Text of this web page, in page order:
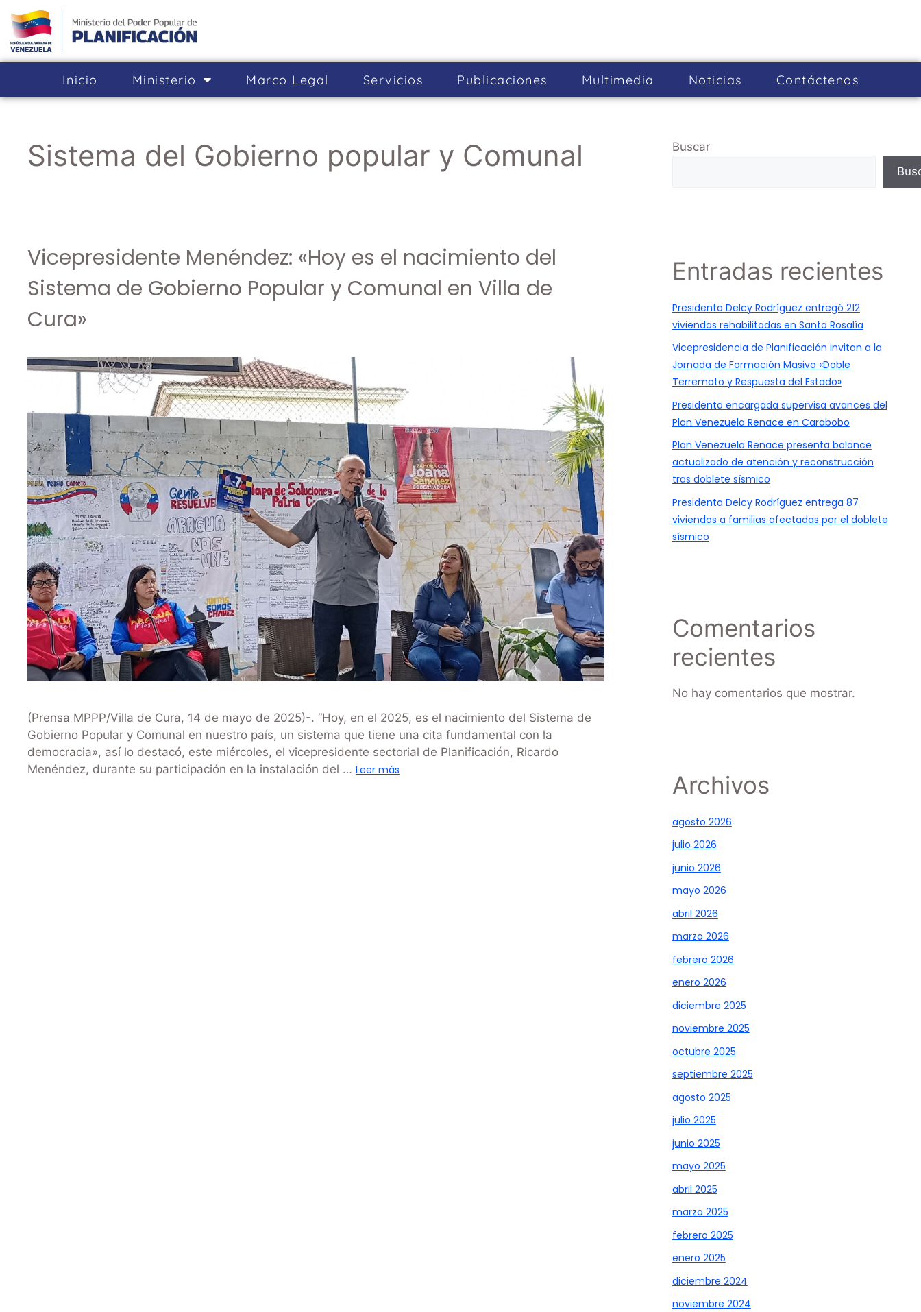
Inicio Ministerio Marco Legal Servicios Publicaciones Multimedia Noticias Cont­áctenos
Sistema del Gobierno popular y Comunal
Vicepresidente Menéndez: «Hoy es el nacimiento del
Sistema de Gobierno Popular y Comunal en Villa de
Cura»
(Prensa MPPP/Villa de Cura, 14 de mayo de 2025)-. “Hoy, en el 2025, es el nacimiento del Sistema de
Gobierno Popular y Comunal en nuestro país, un sistema que tiene una cita fundamental con la
democracia», así lo destacó, este miércoles, el vicepresidente sectorial de Planificación, Ricardo
Menéndez, durante su participación en la instalación del … Leer más
Buscar
Entradas recientes
Presidenta Delcy Rodríguez entregó 212
viviendas rehabilitadas en Santa Rosalía
Vicepresidencia de Planificación invitan a la
Jornada de Formación Masiva «Doble
Terremoto y Respuesta del Estado»
Presidenta encargada supervisa avances del
Plan Venezuela Renace en Carabobo
Plan Venezuela Renace presenta balance
actualizado de atención y reconstrucción
tras doblete sísmico
Presidenta Delcy Rodríguez entrega 87
viviendas a familias afectadas por el doblete
sísmico
Comentarios
recientes
No hay comentarios que mostrar.
Archivos
agosto 2026
julio 2026
junio 2026
mayo 2026
abril 2026
marzo 2026
febrero 2026
enero 2026
diciembre 2025
noviembre 2025
octubre 2025
septiembre 2025
agosto 2025
julio 2025
junio 2025
mayo 2025
abril 2025
marzo 2025
febrero 2025
enero 2025
diciembre 2024
noviembre 2024